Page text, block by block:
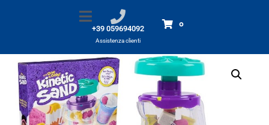
+39 059694092
Assistenza clienti
0
Prodotti Kinetic sand - Frullatore